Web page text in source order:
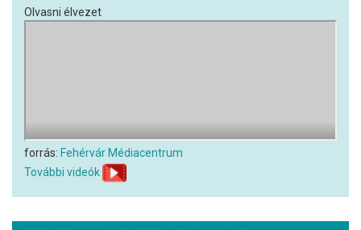
Olvasni élvezet
forrás: Fehérvár Médiacentrum
További videók